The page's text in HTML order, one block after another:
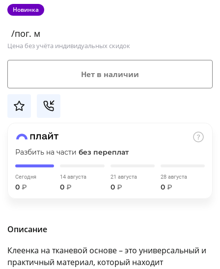
Новинка
/пог. м
Цена без учёта индивидуальных скидок
Нет в наличии
Разбить на части без переплат
Сегодня
0 ₽
14 августа
0₽
21 августа
0 ₽
28 августа
0 ₽
Описание
Клеенка на тканевой основе – это универсальный и
практичный материал, который находит
25
Получайте товар
выбранный способом
Оставшиеся75% будут
списыватьсяс вашей карты
по25
Подробнее
недели